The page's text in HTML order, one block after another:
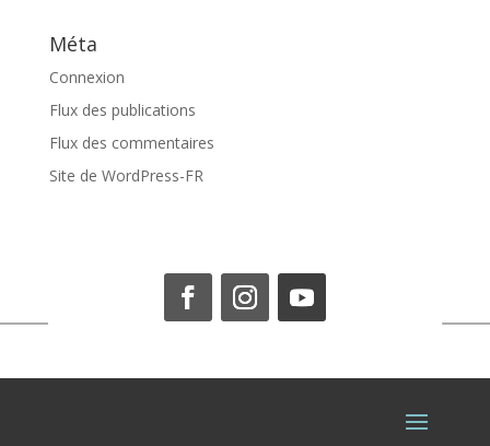
Méta
Connexion
Flux des publications
Flux des commentaires
Site de WordPress-FR